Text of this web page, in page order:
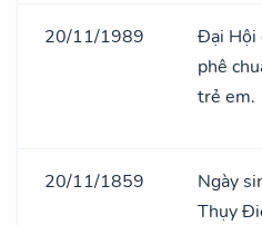
20/11/1989
Đại Hội
phê
trẻ em.
20/11/1859
Ngày
Thụy